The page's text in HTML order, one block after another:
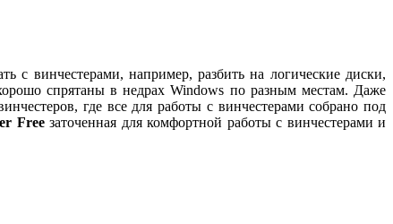
с винчестерами, например, разбить на логические диски,
спрятаны в недрах Windows по разным местам. Даже
где все для работы с винчестерами собрано под
Freeзаточенная для комфортной работы с винчестерами и